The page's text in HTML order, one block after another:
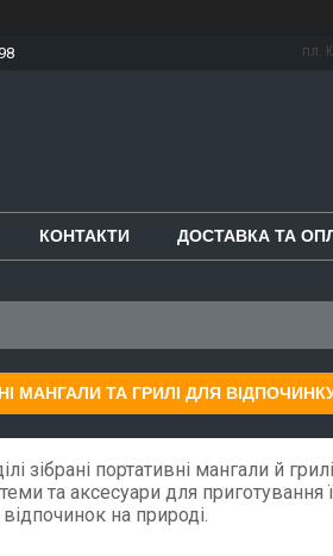
пл.
КОНТАКТИ ДОСТАВКА ТА
МАНГАЛИ ТА ГРИЛІ ДЛЯ
зібрані портативні мангали й
та аксесуари для приготування
на природі.